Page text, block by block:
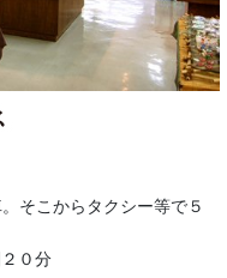
そこからタクシー等で５
０分